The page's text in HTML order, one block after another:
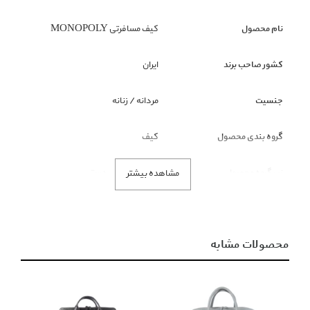
مشاهده بیشتر
نام محصول کیف مسافرتی MONOPOLY
کشور صاحب برند ایران
جنسیت مردانه / زنانه
گروه بندی محصول کیف
ساک مسافرتی دستی
توضیحات
محصولات مشابه